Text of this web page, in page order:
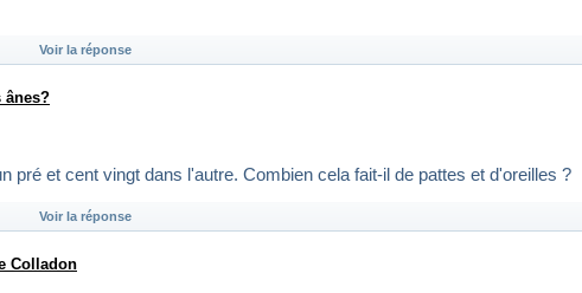
Voir la réponse
ânes?
pré et cent vingt dans l'autre. Combien cela fait-il de pattes et d'oreilles ?
Voir la réponse
Colladon